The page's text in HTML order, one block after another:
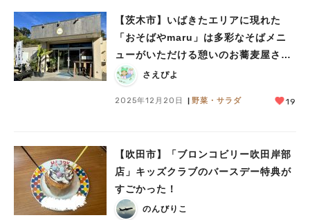
【茨木市】いばきたエリアに現れた
「おそばやmaru」は多彩なそばメニ
ューがいただける憩いのお蕎麦屋さん
♪
さえぴよ
2025年12月20日 野菜・サラダ 19
【吹田市】「ブロンコビリー吹田岸部
店」キッズクラブのバースデー特典が
すごかった！
のんびりこ